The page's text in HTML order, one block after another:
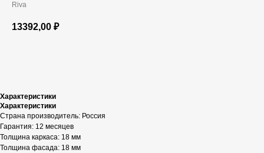
Riva
13392,00 ₽
Характеристики
Характеристики
Страна производитель: Россия
Гарантия: 12 месяцев
Толщина каркаса: 18 мм
Толщина фасада: 18 мм